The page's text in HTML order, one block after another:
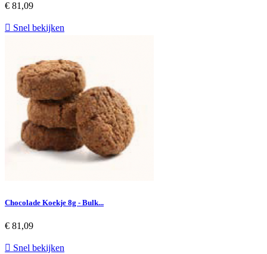
€ 81,09
 Snel bekijken
Chocolade Koekje 8g - Bulk...
€ 81,09
 Snel bekijken